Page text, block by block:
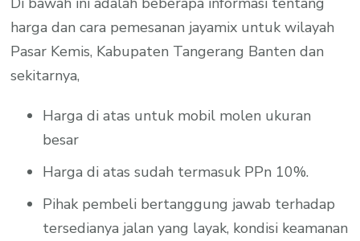
harga dan cara pemesanan jayamix untuk wilayah
Pasar Kemis, Kabupaten Tangerang Banten dan
sekitarnya,
Harga di atas untuk mobil molen ukuran
besar
Harga di atas sudah termasuk PPn 10%.
Pihak pembeli bertanggung jawab terhadap
tersedianya jalan yang layak, kondisi keamanan